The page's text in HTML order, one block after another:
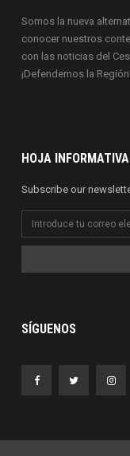
Somos la nueva
conocer nuestros
con las noticias del
¡Defendemos la Región!
HOJA INFORMATIVA
Subscribe our
SÍGUENOS